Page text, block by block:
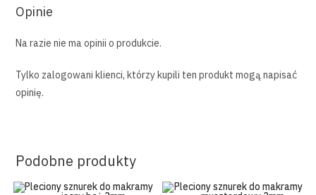
Opinie
Na razie nie ma opinii o produkcie.
Tylko zalogowani klienci, którzy kupili ten produkt mogą napisać
opinię.
Podobne produkty